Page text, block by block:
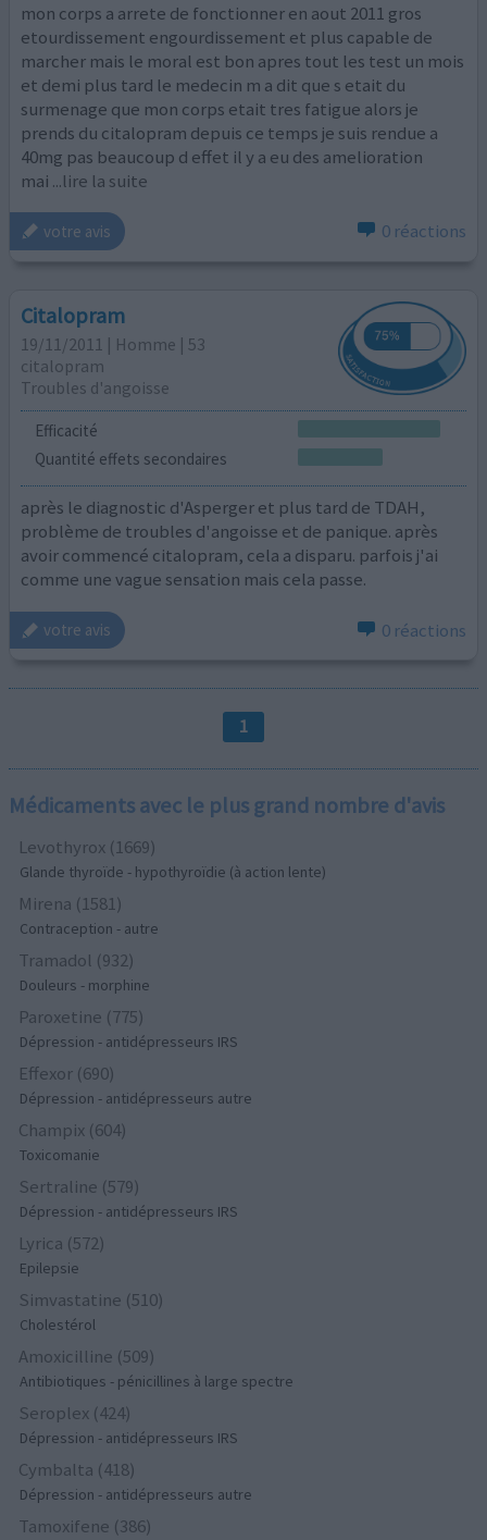
mon corps a arrete de fonctionner en aout 2011 gros
etourdissement engourdissement et plus capable de
marcher mais le moral est bon apres tout les test un mois
et demi plus tard le medecin m a dit que s etait du
surmenage que mon corps etait tres fatigue alors je
prends du citalopram depuis ce temps je suis rendue a
40mg pas beaucoup d effet il y a eu des amelioration
mai ...lire la suite
votre avis 0 réactions
Citalopram
19/11/2011 | Homme | 53
citalopram
Troubles d'angoisse
Efficacité
Quantité effets secondaires
après le diagnostic d'Asperger et plus tard de TDAH,
problème de troubles d'angoisse et de panique. après
avoir commencé citalopram, cela a disparu. parfois j'ai
comme une vague sensation mais cela passe.
votre avis 0 réactions
1
Médicaments avec le plus grand nombre d'avis
Levothyrox (1669)
Glande thyroïde - hypothyroïdie (à action lente)
Mirena (1581)
Contraception - autre
Tramadol (932)
Douleurs - morphine
Paroxetine (775)
Dépression - antidépresseurs IRS
Effexor (690)
Dépression - antidépresseurs autre
Champix (604)
Toxicomanie
Sertraline (579)
Dépression - antidépresseurs IRS
Lyrica (572)
Epilepsie
Simvastatine (510)
Cholestérol
Amoxicilline (509)
Antibiotiques - pénicillines à large spectre
Seroplex (424)
Dépression - antidépresseurs IRS
Cymbalta (418)
Dépression - antidépresseurs autre
Tamoxifene (386)